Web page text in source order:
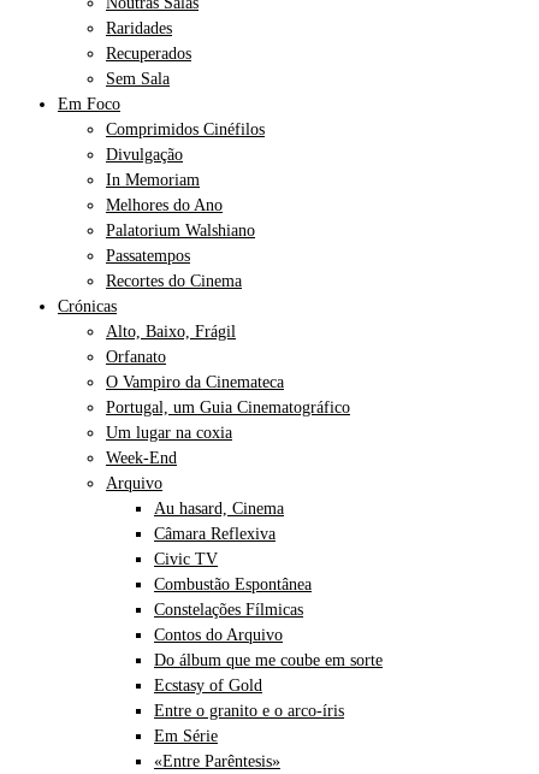
Raridades
Recuperados
Sem Sala
Em Foco
Comprimidos Cinéfilos
Divulgação
In Memoriam
Melhores do Ano
Palatorium Walshiano
Passatempos
Recortes do Cinema
Crónicas
Alto, Baixo, Frágil
Orfanato
O Vampiro da Cinemateca
Portugal, um Guia Cinematográfico
Um lugar na coxia
Week-End
Arquivo
Au hasard, Cinema
Câmara Reflexiva
Civic TV
Combustão Espontânea
Constelações Fílmicas
Contos do Arquivo
Do álbum que me coube em sorte
Ecstasy of Gold
Entre o granito e o arco-íris
Em Série
«Entre Parêntesis»